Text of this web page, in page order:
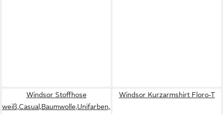
Windsor Stoffhose
weiß,Casual,Baumwolle,Unifarben,Regular
Windsor Kurzarmshirt Floro-T